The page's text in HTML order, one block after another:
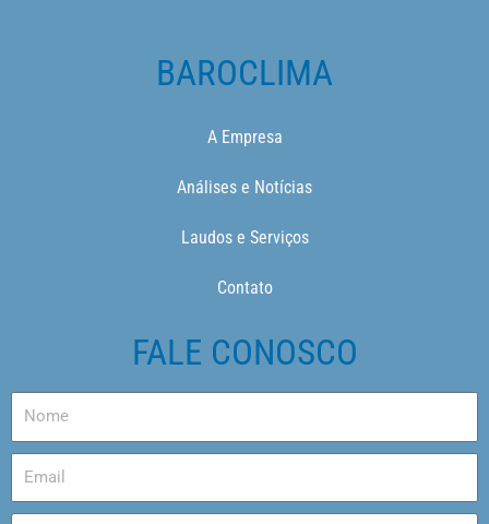
BAROCLIMA
A Empresa
Análises e Notícias
Laudos e Serviços
Contato
FALE CONOSCO